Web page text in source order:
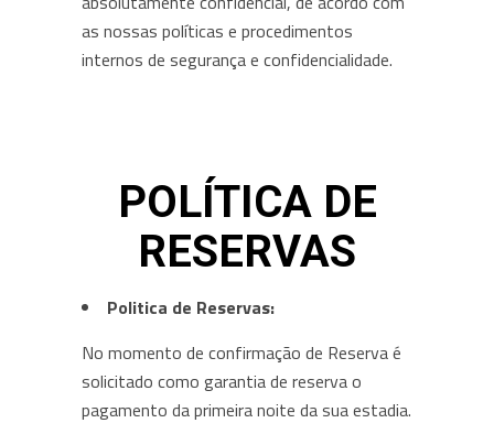
as nossas políticas e procedimentos
internos de segurança e confidencialidade.
POLÍTICA DE
RESERVAS
Politica de Reservas:
No momento de confirmação de Reserva é
solicitado como garantia de reserva o
pagamento da primeira noite da sua estadia.